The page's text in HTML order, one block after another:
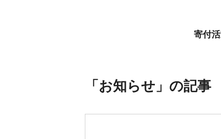
寄付
「お知らせ」の記事